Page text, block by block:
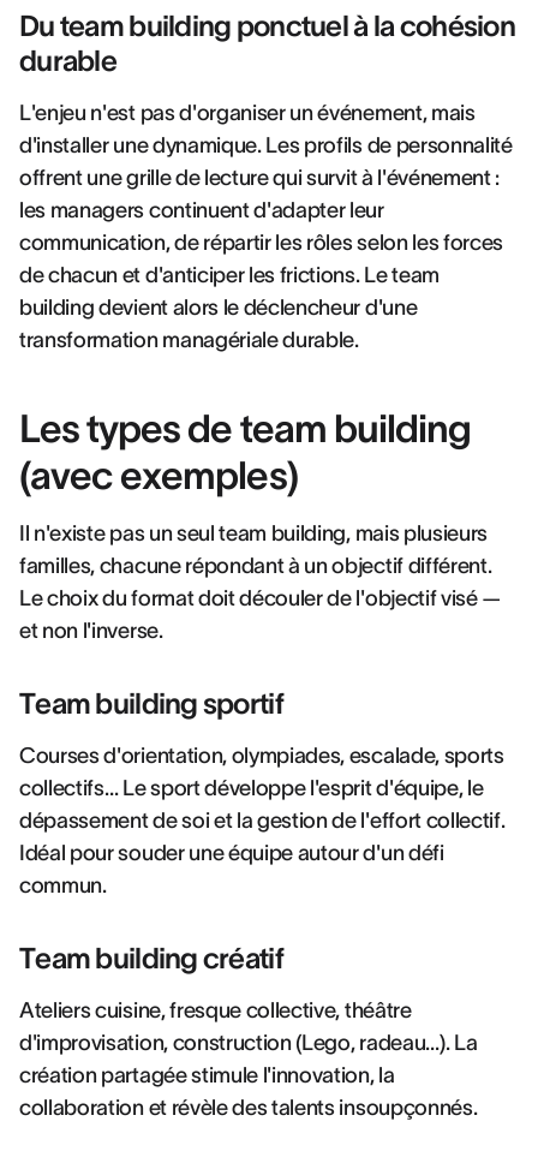
Du team building ponctuel à la cohésion
durable
L'enjeu n'est pas d'organiser un événement, mais
d'installer une dynamique. Les profils de personnalité
offrent une grille de lecture qui survit à l'événement :
les managers continuent d'adapter leur
communication, de répartir les rôles selon les forces
de chacun et d'anticiper les frictions. Le team
building devient alors le déclencheur d'une
transformation managériale durable.
Les types de team building
(avec exemples)
Il n'existe pas un seul team building, mais plusieurs
familles, chacune répondant à un objectif différent.
Le choix du format doit découler de l'objectif visé —
et non l'inverse.
Team building sportif
Courses d'orientation, olympiades, escalade, sports
collectifs… Le sport développe l'esprit d'équipe, le
dépassement de soi et la gestion de l'effort collectif.
Idéal pour souder une équipe autour d'un défi
commun.
Team building créatif
Ateliers cuisine, fresque collective, théâtre
d'improvisation, construction (Lego, radeau…). La
création partagée stimule l'innovation, la
collaboration et révèle des talents insoupçonnés.